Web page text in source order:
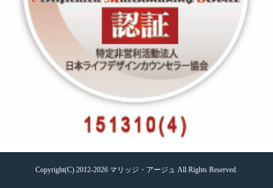
Copyright(C) 2012-2026 マリッジ・アージュ All Rights Reserved.